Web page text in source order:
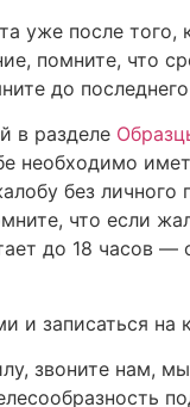
уже после
помните, что
до
в разделе
необходимо
без
что если
до 18 часов —
записаться
звоните нам,